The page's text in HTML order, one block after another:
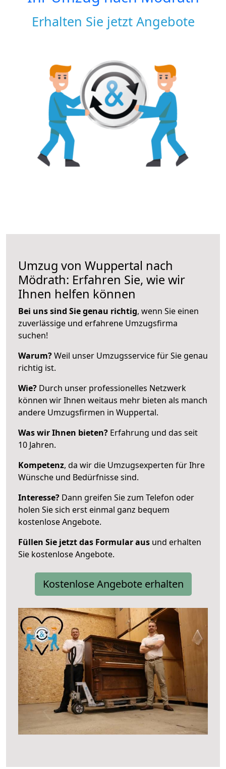
Erhalten Sie jetzt Angebote
Umzug von Wuppertal nach
Mödrath: Erfahren Sie, wie wir
Ihnen helfen können
Bei uns sind Sie genau richtig, wenn Sie einen
zuverlässige und erfahrene Umzugsfirma
suchen!
Warum?Weil unser Umzugsservice für Sie genau
richtig ist.
Wie? Durch unser professionelles Netzwerk
können wir Ihnen weitaus mehr bieten als manch
andere Umzugsfirmen in Wuppertal.
Was wir Ihnen bieten? Erfahrung und das seit
10 Jahren.
Kompetenz, da wir die Umzugsexperten für Ihre
Wünsche und Bedürfnisse sind.
Interesse? Dann greifen Sie zum Telefon oder
holen Sie sich erst einmal ganz bequem
kostenlose Angebote.
Füllen Sie jetzt das Formular aus und erhalten
Sie kostenlose Angebote.
Kostenlose Angebote erhalten